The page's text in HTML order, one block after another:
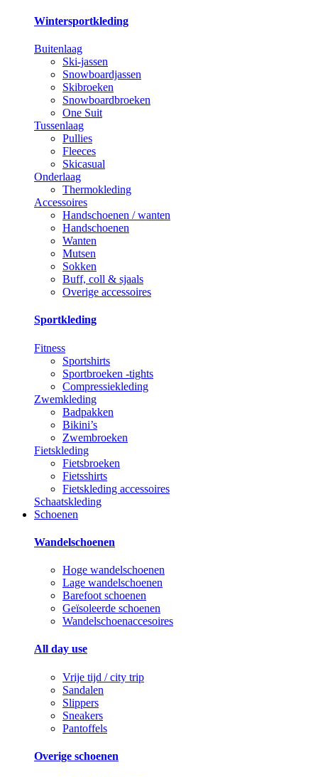
Wintersportkleding
Buitenlaag
Ski-jassen
Snowboardjassen
Skibroeken
Snowboardbroeken
One Suit
Tussenlaag
Pullies
Fleeces
Skicasual
Onderlaag
Thermokleding
Accessoires
Handschoenen / wanten
Handschoenen
Wanten
Mutsen
Sokken
Buff, coll & sjaals
Overige accessoires
Sportkleding
Fitness
Sportshirts
Sportbroeken -tights
Compressiekleding
Zwemkleding
Badpakken
Bikini’s
Zwembroeken
Fietskleding
Fietsbroeken
Fietsshirts
Fietskleding accessoires
Schaatskleding
Schoenen
Wandelschoenen
Hoge wandelschoenen
Lage wandelschoenen
Barefoot schoenen
Geïsoleerde schoenen
Wandelschoenaccesoires
All day use
Vrije tijd / city trip
Sandalen
Slippers
Sneakers
Pantoffels
Overige schoenen